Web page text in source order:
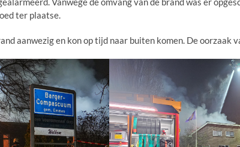
ter plaatse.
aanwezig en kon op tijd naar buiten komen. De oorzaak